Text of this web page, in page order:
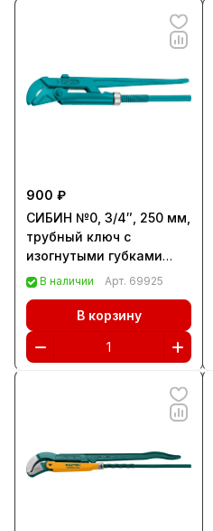
900 ₽
СИБИН №0, 3/4″, 250 мм,
трубный ключ с
изогнутыми губками
(2730-0)
В наличии Арт. 69925
В корзину